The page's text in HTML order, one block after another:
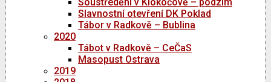
Slavnostní otevření DK Poklad
Tábor v Radkově – Bublina
2020
Tábot v Radkově – CeČaS
Masopust Ostrava
2019